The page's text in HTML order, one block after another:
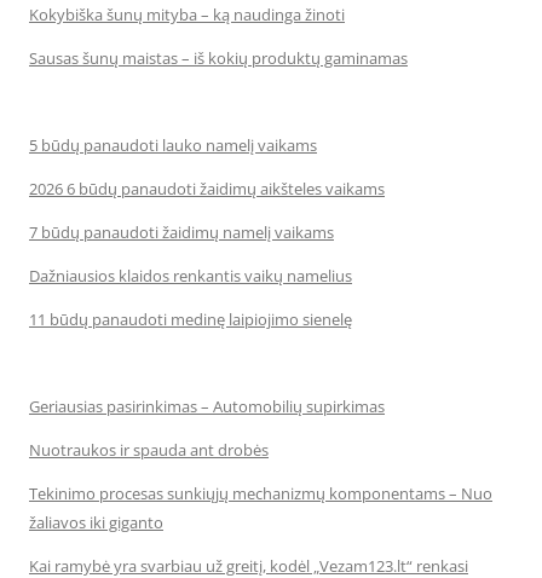
Kokybiška šunų mityba – ką naudinga žinoti
Sausas šunų maistas – iš kokių produktų gaminamas
5 būdų panaudoti lauko namelį vaikams
2026 6 būdų panaudoti žaidimų aikšteles vaikams
7 būdų panaudoti žaidimų namelį vaikams
Dažniausios klaidos renkantis vaikų namelius
11 būdų panaudoti medinę laipiojimo sienelę
Geriausias pasirinkimas – Automobilių supirkimas
Nuotraukos ir spauda ant drobės
Tekinimo procesas sunkiųjų mechanizmų komponentams – Nuo
žaliavos iki giganto
Kai ramybė yra svarbiau už greitį, kodėl „Vezam123.lt“ renkasi